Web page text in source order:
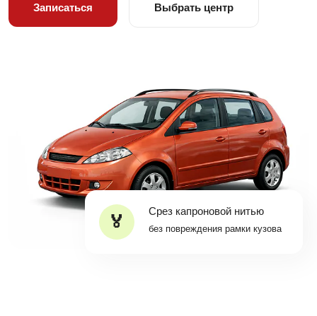
Записаться Выбрать центр
Срез капроновой нитью
без повреждения рамки кузова